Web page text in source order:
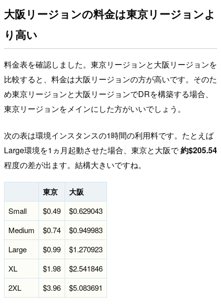
大阪リージョンの料金は東京リージョンよ
り高い
料金表を確認しました。東京リージョンと大阪リージョンを
比較すると、料金は大阪リージョンの方が高いです。そのた
め東京リージョンと大阪リージョンでDRを構築する場合、
東京リージョンをメインにした方がいいでしょう。
次の表は環境インスタンスの1時間の利用料です。たとえば
Large環境を1ヵ月起動させた場合、東京と大阪で約$205.54
程度の差が出ます。結構大きいですね。
東京 大阪
Small $0.49
$0.629043
Medium
$0.74
$0.949983
Large
$0.99
$1.270923
XL
$1.98
$2.541846
2XL
$3.96 $5.083691